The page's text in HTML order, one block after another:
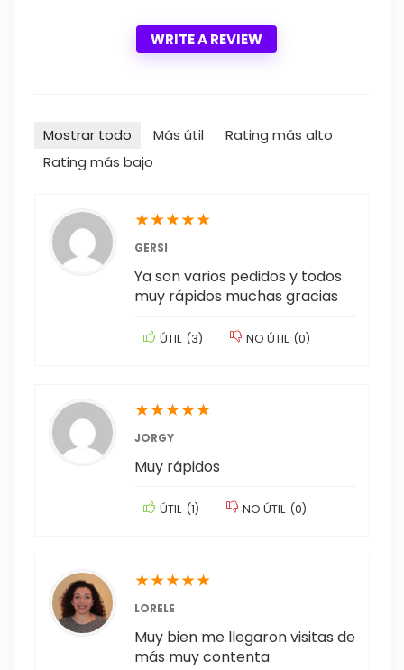
WRITE A REVIEW
Mostrar todo Más útil
Rating más alto
Rating más bajo
★★★★★
GERSI
Ya son varios pedidos y todos
muy rápidos muchas gracias
ÚTIL (3) NO ÚTIL (0)
★★★★★
JORGY
Muy rápidos
ÚTIL (1) NO ÚTIL (0)
★★★★★
LORELE
Muy bien me llegaron visitas de
más muy contenta